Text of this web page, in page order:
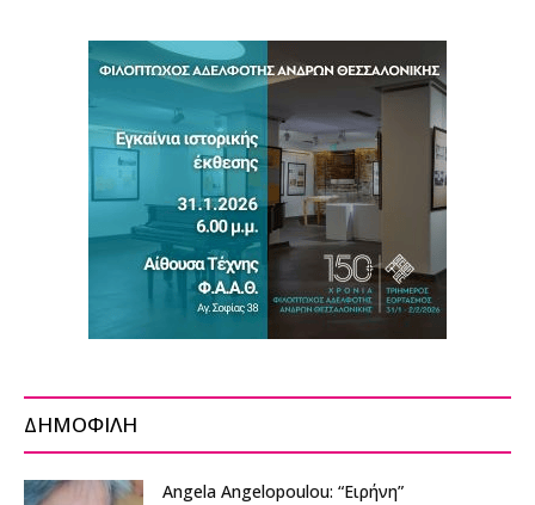
ΔΗΜΟΦΙΛΗ
Angela Angelopoulou: “Ειρήνη”